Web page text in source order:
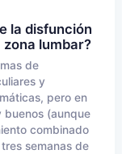
la disfunción
lumbar?
de
y
pero en
buenos (aunque
combinado
semanas de